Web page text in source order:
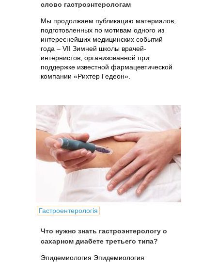
слово гастроэнтерологам
Мы продолжаем публикацию материалов,
подготовленных по мотивам одного из
интереснейших медицинских событий
года – VII Зимней школы врачей-
интернистов, организованной при
поддержке известной фармацевтической
компании «Рихтер Гедеон».
Гастроентерологія
Что нужно знать гастроэнтерологу о
сахарном диабете третьего типа?
Эпидемиология Эпидемиология